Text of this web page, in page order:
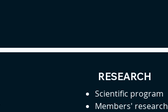
RESEARCH
Scientific program
Members' research